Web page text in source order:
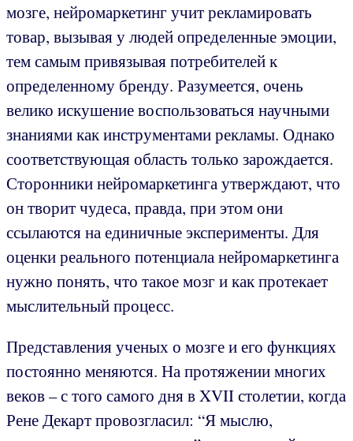
мозге, нейромаркетинг учит рекламировать
товар, вызывая у людей определенные эмоции,
тем самым привязывая потребителей к
определенному бренду. Разумеется, очень
велико искушение воспользоваться научными
знаниями как инструментами рекламы. Однако
соответствующая область только зарождается.
Сторонники нейромаркетинга утверждают, что
он творит чудеса, правда, при этом они
ссылаются на единичные эксперименты. Для
оценки реального потенциала нейромаркетинга
нужно понять, что такое мозг и как протекает
мыслительный процесс.
Представления ученых о мозге и его функциях
постоянно меняются. На протяжении многих
веков – с того самого дня в XVII столетии, когда
Рене Декарт провозгласил: “Я мыслю,